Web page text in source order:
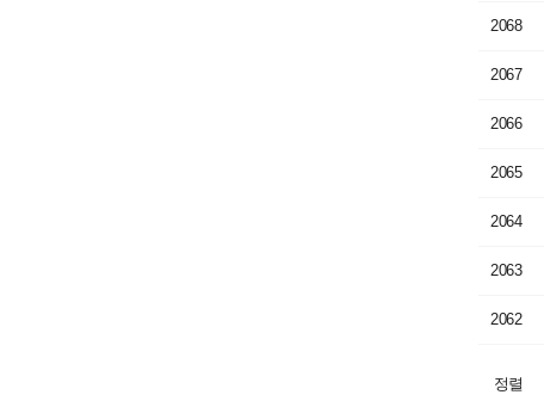
2068
2067
2066
2065
2064
2063
2062
정렬